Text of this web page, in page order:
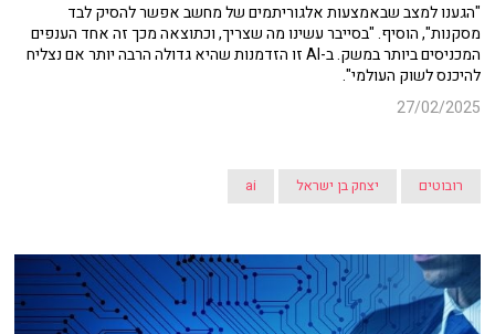
"הגענו למצב שבאמצעות אלגוריתמים של מחשב אפשר להסיק לבד
מסקנות", הוסיף. "בסייבר עשינו מה שצריך, וכתוצאה מכך זה אחד הענפים
המכניסים ביותר במשק. ב-AI זו הזדמנות שהיא גדולה הרבה יותר אם נצליח
להיכנס לשוק העולמי".
27/02/2025
רובוטים יצחק בן ישראל ai